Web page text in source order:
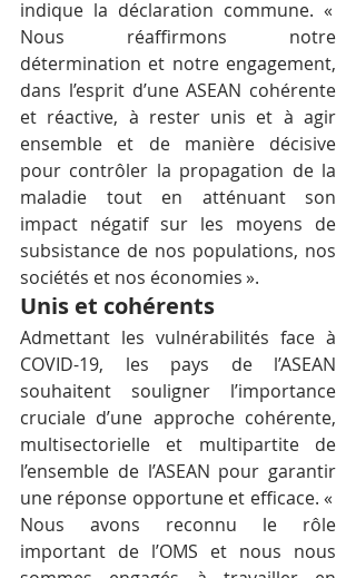
indique la déclaration commune. «
Nous réaffirmons notre
détermination et notre engagement,
dans l’esprit d’une ASEAN cohérente
et réactive, à rester unis et à agir
ensemble et de manière décisive
pour contrôler la propagation de la
maladie tout en atténuant son
impact négatif sur les moyens de
subsistance de nos populations, nos
sociétés et nos économies ».
Unis et cohérents
Admettant les vulnérabilités face à
COVID-19, les pays de l’ASEAN
souhaitent souligner l’importance
cruciale d’une approche cohérente,
multisectorielle et multipartite de
l’ensemble de l’ASEAN pour garantir
une réponse opportune et efficace. «
Nous avons reconnu le rôle
important de l’OMS et nous nous